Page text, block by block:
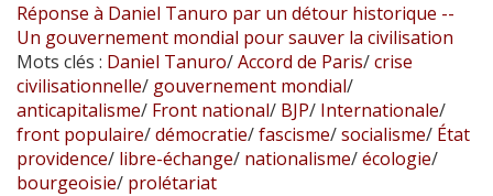
Réponse à Daniel Tanuro par un détour historique --
Un gouvernement mondial pour sauver la civilisation
Mots clés : Daniel Tanuro/Accord de Paris/crise
civilisationnelle/ gouvernement mondial/
anticapitalisme/ Front national/ BJP/ Internationale/
front populaire/démocratie/fascisme/socialisme/ État
providence/ libre-échange/ nationalisme/écologie/
bourgeoisie/ prolétariat